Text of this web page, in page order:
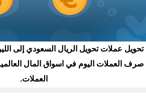
تحويل عملات تحويل الريال السعودي إلى
صرف العملات اليوم في اسواق المال
العملات.